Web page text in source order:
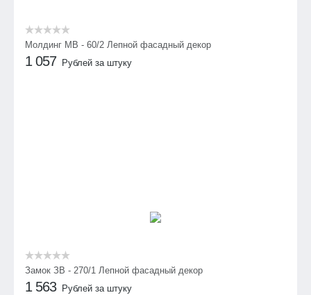
Молдинг МВ - 60/2 Лепной фасадный декор
1 057 Рублей за штуку
Замок ЗВ - 270/1 Лепной фасадный декор
1 563 Рублей за штуку